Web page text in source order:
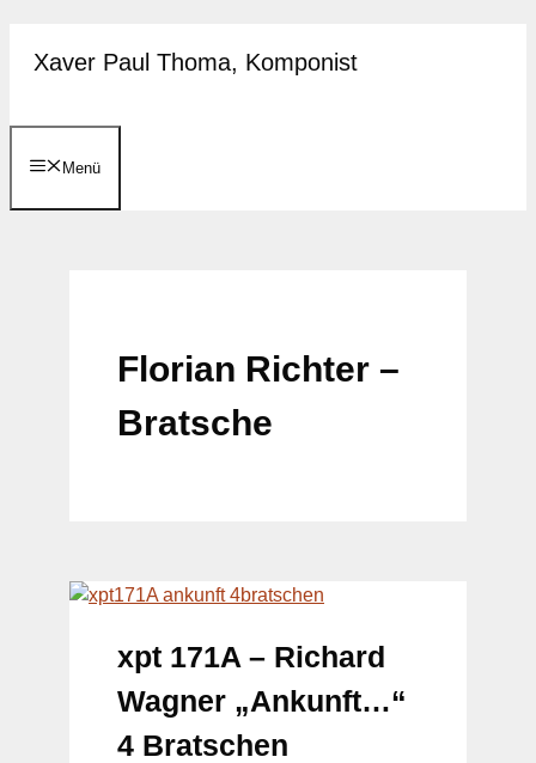
InhaltXaver Paul Thoma, Komponist
Menü
Florian Richter –
Bratsche
xpt 171A – Richard
Wagner „Ankunft…“
4 Bratschen